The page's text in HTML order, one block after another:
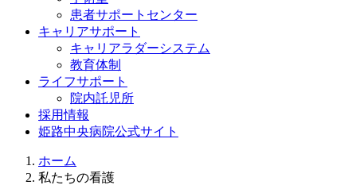
患者サポートセンター
キャリアサポート
キャリアラダーシステム
教育体制
ライフサポート
院内託児所
採用情報
姫路中央病院公式サイト
ホーム
私たちの看護